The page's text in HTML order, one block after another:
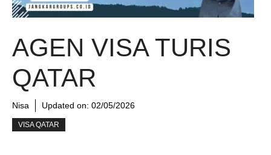
AGEN VISA TURIS
QATAR
Nisa Updated on: 02/05/2026
VISA QATAR